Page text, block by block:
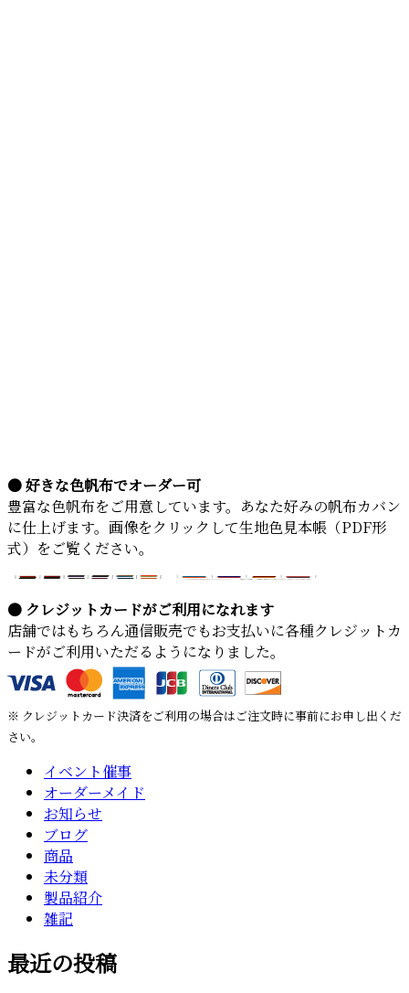
● 好きな色帆布でオーダー可
豊富な色帆布をご用意しています。あなた好みの帆布カバン
に仕上げます。画像をクリックして生地色見本帳（PDF形
式）をご覧ください。
● クレジットカードがご利用になれます
店舗ではもちろん通信販売でもお支払いに各種クレジットカ
ードがご利用いただるようになりました。
※ クレジットカード決済をご利用の場合はご注文時に事前にお申し出くだ
さい。
イベント催事
オーダーメイド
お知らせ
ブログ
商品
未分類
製品紹介
雑記
最近の投稿